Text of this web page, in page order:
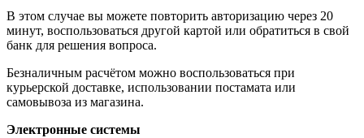
В этом случае вы можете повторить авторизацию через 20
минут, воспользоваться другой картой или обратиться в свой
банк для решения вопроса.
Безналичным расчётом можно воспользоваться при
курьерской доставке, использовании постамата или
самовывоза из магазина.
Электронные системы